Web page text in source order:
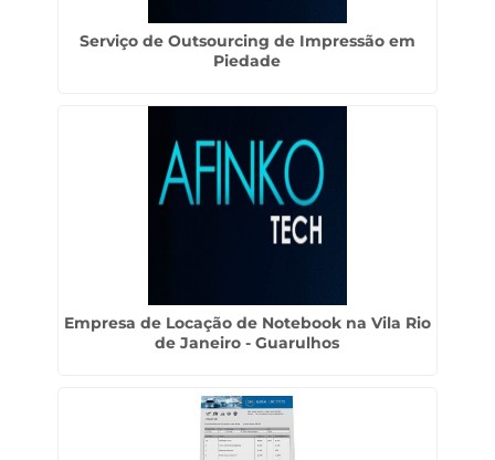
Serviço de Outsourcing de Impressão em
Piedade
Empresa de Locação de Notebook na Vila Rio
de Janeiro - Guarulhos